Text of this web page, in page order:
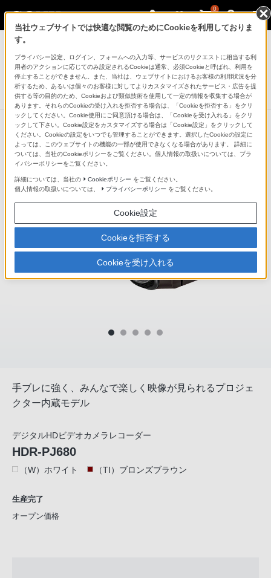
0
デジタルビデオカメラ ハンディカム
デジタルHDビデオカメラレコーダー
HDR-PJ680
DISCONTINUED 生産完了
手ブレに強く、みんなで楽しく映像が見られるプロジェ
クター内蔵モデル
デジタルHDビデオカメラレコーダー
HDR-PJ680
（W）ホワイト （TI）ブロンズブラウン
生産完了
オープン価格
当社ウェブサイトでは快適な閲覧のためにCookieを利用しておりま
す。
プライバシー設定、ログイン、フォームへの入力等、サービスのリクエストに相当する利
用者のアクションに応じてのみ設定されるCookieは通常、必須Cookieと呼ばれ、利用を
停止することができません。また、当社は、ウェブサイトにおけるお客様の利用状況を分
析するため、あるいは個々のお客様に対してよりカスタマイズされたサービス・広告を提
供する等の目的のため、Cookieおよび類似技術を使用して一定の情報を収集する場合が
あります。それらのCookieの受け入れを拒否する場合は、「Cookieを拒否する」をクリ
ックしてください。Cookie使用にご同意頂ける場合は、「Cookieを受け入れる」をクリ
ックして下さい。Cookie設定をカスタマイズする場合は「Cookie設定」をクリックして
ください。Cookieの設定をいつでも管理することができます。選択したCookieの設定に
よっては、このウェブサイトの機能の一部が使用できなくなる場合があります。 詳細に
ついては、当社のCookieポリシーをご覧ください。個人情報の取扱いについては、プラ
イバシーポリシーをご覧ください。
詳細については、当社の Cookieポリシー をご覧ください。
個人情報の取扱いについては、
プライバシーポリシー をご覧ください。
Cookie設定
Cookieを拒否する
Cookieを受け入れる